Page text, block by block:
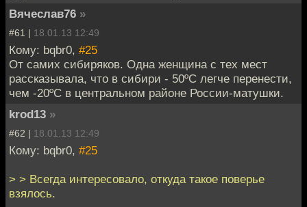
Вячеслав76 »
#61 | 18.01.13 12:49
Кому: bqbr0, #25
От самих сибиряков. Одна женщина с тех мест
рассказывала, что в сибири - 50ºС легче перенести,
чем -20ºС в центральном районе России-матушки.
krod13 »
#62 | 18.01.13 12:49
Кому: bqbr0, #25
> > Всегда интересовало, откуда такое поверье
взялось.